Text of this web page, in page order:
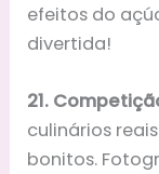
efeitos do
divertida!
21.
culinários
bonitos.